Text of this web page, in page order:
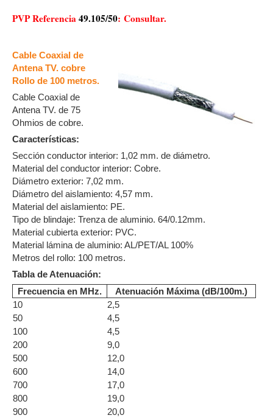
PVP Referencia49.105/50: Consultar.
Cable Coaxial de
Antena TV. cobre
Rollo de 100 metros.
Cable Coaxial de
Antena TV. de 75
Ohmios de cobre.
Características:
Sección conductor interior: 1,02 mm. de diámetro.
Material del conductor interior: Cobre.
Diámetro exterior: 7,02 mm.
Diámetro del aislamiento: 4,57 mm.
Material del aislamiento: PE.
Tipo de blindaje: Trenza de aluminio. 64/0.12mm.
Material cubierta exterior: PVC.
Material lámina de aluminio: AL/PET/AL 100%
Metros del rollo: 100 metros.
Tabla de Atenuación:
Frecuencia en MHz.
Atenuación Máxima (dB/100m.)
10
2,5
50
4,5
100
4,5
200
9,0
500
12,0
600
14,0
700
17,0
800
19,0
900
20,0